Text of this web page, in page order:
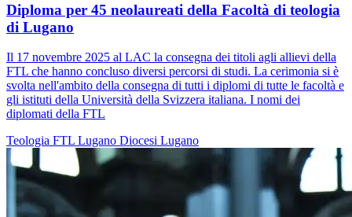
Diploma per 45 neolaureati della Facoltà di teologia
di Lugano
Il 17 novembre 2025 al LAC la consegna dei titoli agli allievi della
FTL che hanno concluso diversi percorsi di studi. La cerimonia si è
svolta nell'ambito della consegna di tutti i diplomi di tutte le facoltà e
gli istituti della Università della Svizzera italiana. I nomi dei
diplomati della FTL
Teologia FTL Lugano Diocesi Lugano